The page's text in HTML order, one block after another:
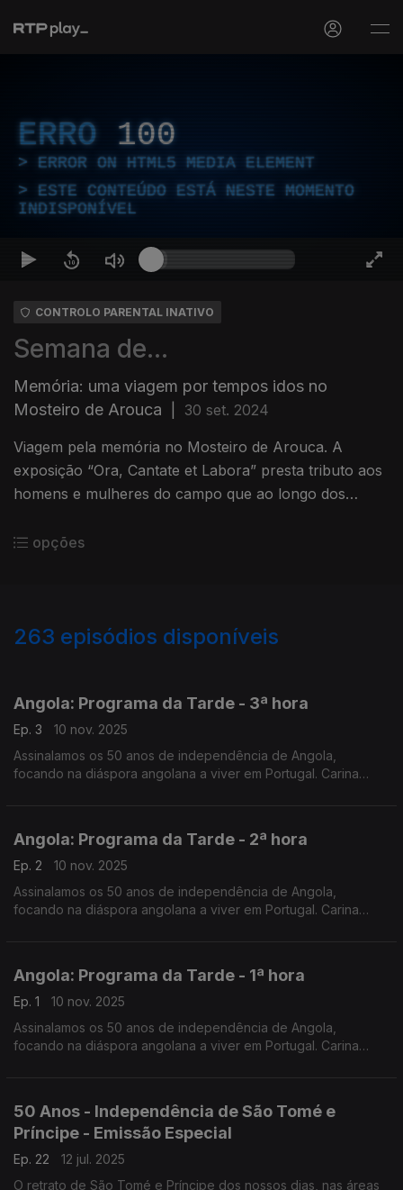
ERRO 100
ERROR ON HTML5 MEDIA ELEMENT
ESTE CONTEÚDO ESTÁ NESTE MOMENTO
INDISPONÍVEL
CONTROLO PARENTAL INATIVO
Semana de...
Memória: uma viagem por tempos idos no
Mosteiro de Arouca
30 set. 2024
Viagem pela memória no Mosteiro de Arouca. A
exposição “Ora, Cantate et Labora” presta tributo aos
homens e mulheres do campo que ao longo dos
no equinócio de outono.
opções
263 episódios disponíveis
Angola: Programa da Tarde - 3ª hora
Ep. 3
10 nov. 2025
Assinalamos os 50 anos de independência de Angola,
focando na diáspora angolana a viver em Portugal. Carina
Angola: Programa da Tarde - 2ª hora
Ep. 2
10 nov. 2025
Assinalamos os 50 anos de independência de Angola,
focando na diáspora angolana a viver em Portugal. Carina
Angola: Programa da Tarde - 1ª hora
Ep. 1
10 nov. 2025
Assinalamos os 50 anos de independência de Angola,
focando na diáspora angolana a viver em Portugal. Carina
50 Anos - Independência de São Tomé e
Príncipe - Emissão Especial
Ep. 22
12 jul. 2025
O retrato de São Tomé e Príncipe dos nossos dias, nas áreas